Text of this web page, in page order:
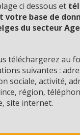
ci dessous et
base de
du secteur
téléchargerez au
suivantes :
sociale, activité,
région,
site internet.